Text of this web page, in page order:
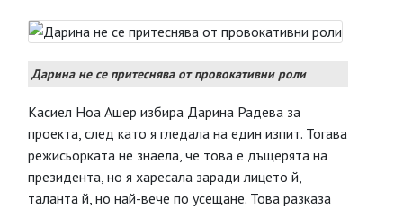
Дарина не се притеснява от провокативни роли
Касиел Ноа Ашер избира Дарина Радева за
проекта, след като я гледала на един изпит. Тогава
режисьорката не знаела, че това е дъщерята на
президента, но я харесала заради лицето й,
таланта й, но най-вече по усещане. Това разказа